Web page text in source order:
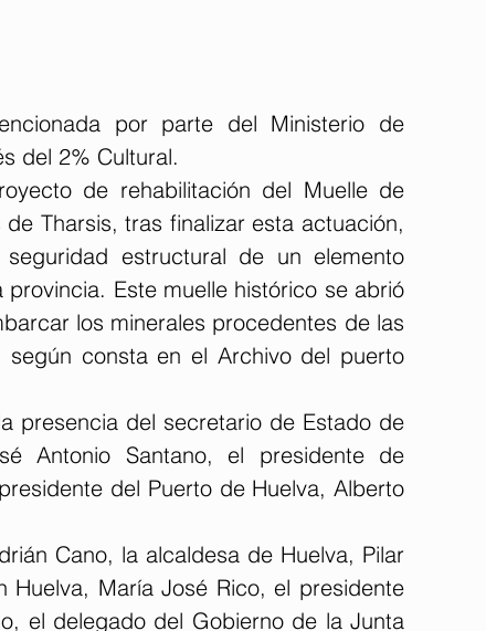
por parte del Ministerio de
del 2% Cultural.
de rehabilitación del Muelle de
Tharsis, tras finalizar esta actuación,
estructural de un elemento
Este muelle histórico se abrió
los minerales procedentes de las
consta en el Archivo del puerto
presencia del secretario de Estado de
Antonio Santano, el presidente de
del Puerto de Huelva, Alberto
Cano, la alcaldesa de Huelva, Pilar
María José Rico, el presidente
el delegado del Gobierno de la Junta